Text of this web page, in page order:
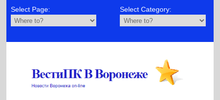
Select Page: Select Category: